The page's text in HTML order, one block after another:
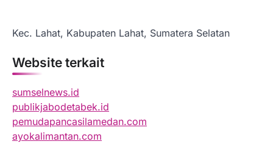
Kec. Lahat, Kabupaten Lahat, Sumatera Selatan
Website terkait
sumselnews.id
publikjabodetabek.id
pemudapancasilamedan.com
ayokalimantan.com